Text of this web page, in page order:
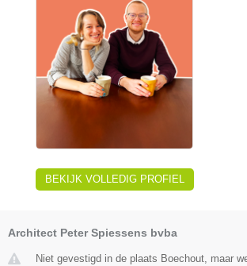
BEKIJK VOLLEDIG PROFIEL
Architect Peter Spiessens bvba
Niet gevestigd in de plaats Boechout, maar